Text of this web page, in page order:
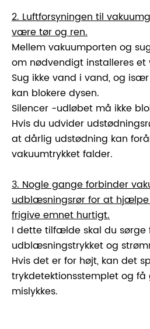
2. Luftforsyningen til
være tør og ren.
Mellem vakuumporten og
om nødvendigt installeres et
Sug ikke vand i vand, og
kan blokere dysen.
Silencer -udløbet må ikke
Hvis du udvider
at dårlig udstødning kan
vakuumtrykket falder.
3. Nogle gange forbinder
udblæsningsrør for at
frigive emnet hurtigt.
I dette tilfælde skal du sørge
udblæsningstrykket og
Hvis det er for højt, kan det
trykdetektionsstemplet og
mislykkes.